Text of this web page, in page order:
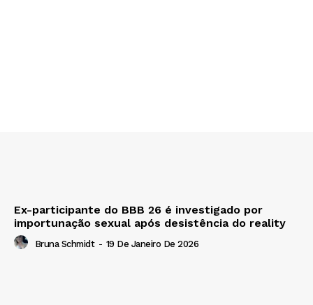
Ex-participante do BBB 26 é investigado por
importunação sexual após desistência do reality
Bruna Schmidt - 19 De Janeiro De 2026